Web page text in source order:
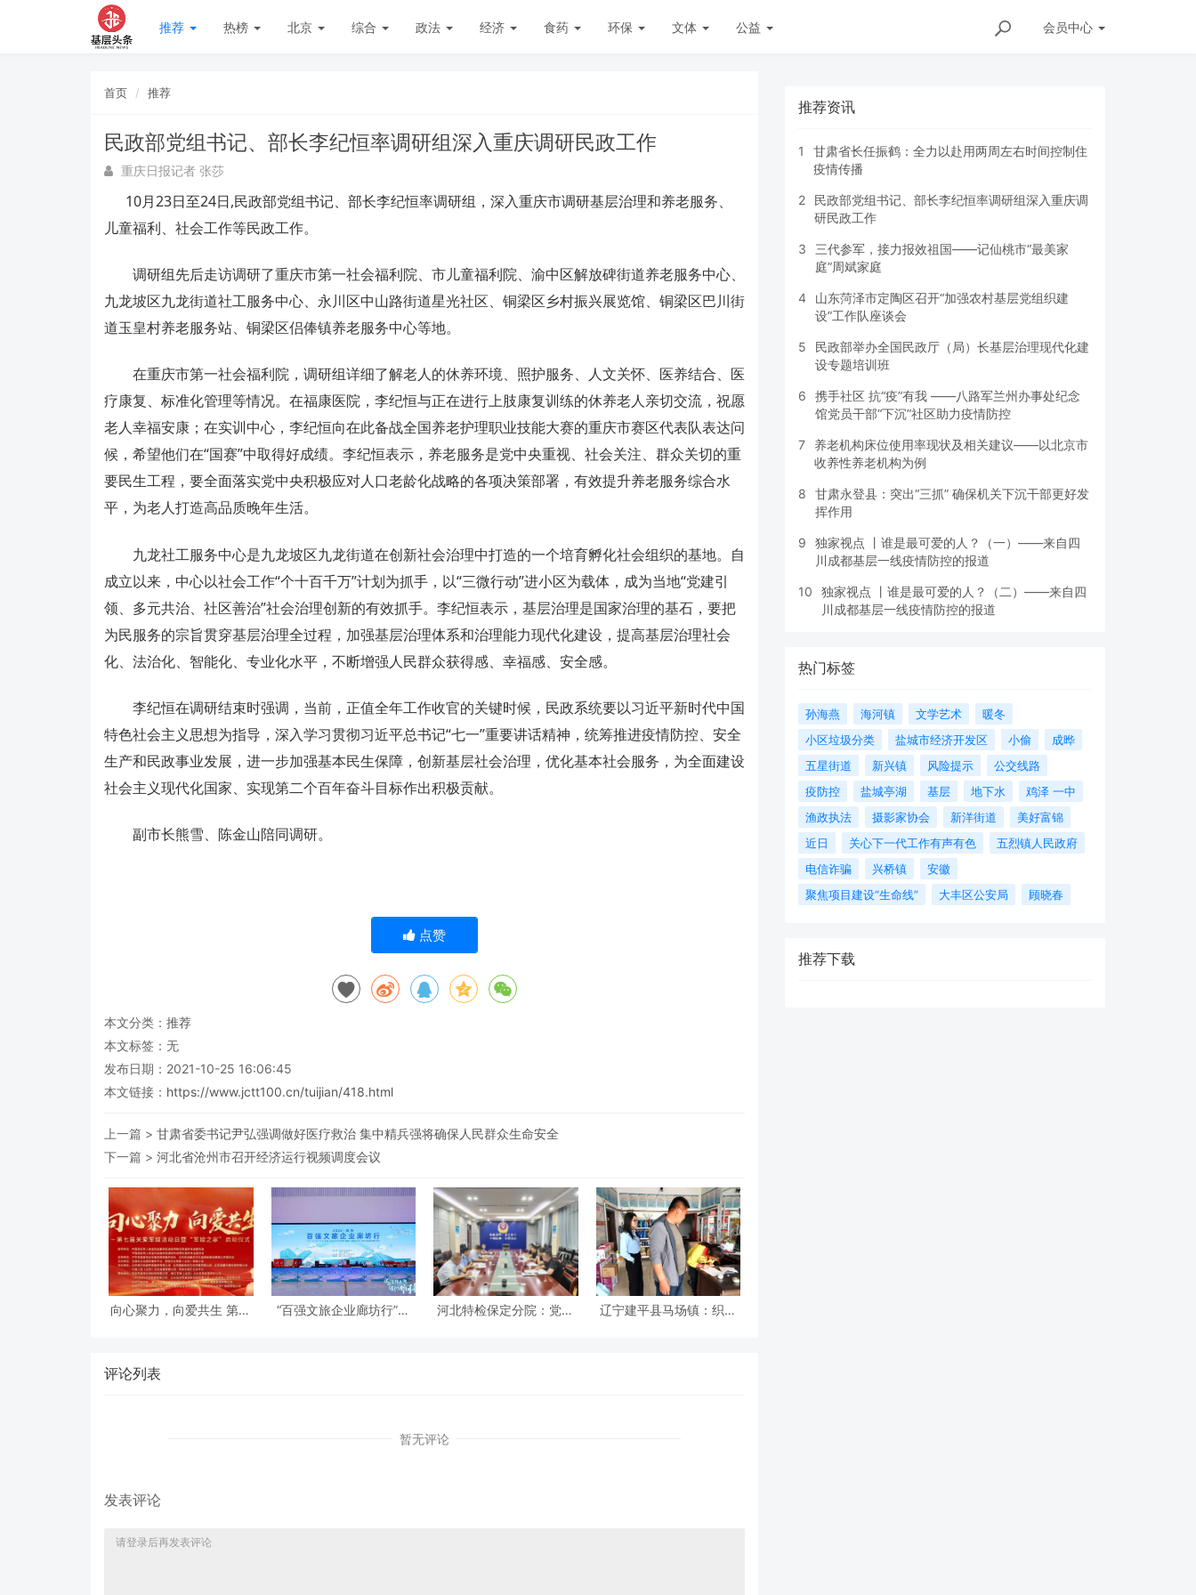
推荐 热榜 北京 综合 政法 经济 食药 环保 文体 公益 会员中心
首页 推荐
民政部党组书记、部长李纪恒率调研组深入重庆调研民政工作
重庆日报记者 张莎
10月23日至24日,民政部党组书记、部长李纪恒率调研组，深入重庆市调研基层治理和养老服务、
儿童福利、社会工作等民政工作。
调研组先后走访调研了重庆市第一社会福利院、市儿童福利院、渝中区解放碑街道养老服务中心、
九龙坡区九龙街道社工服务中心、永川区中山路街道星光社区、铜梁区乡村振兴展览馆、铜梁区巴川街
道玉皇村养老服务站、铜梁区侣俸镇养老服务中心等地。
在重庆市第一社会福利院，调研组详细了解老人的休养环境、照护服务、人文关怀、医养结合、医
疗康复、标准化管理等情况。在福康医院，李纪恒与正在进行上肢康复训练的休养老人亲切交流，祝愿
老人幸福安康；在实训中心，李纪恒向在此备战全国养老护理职业技能大赛的重庆市赛区代表队表达问
候，希望他们在“国赛”中取得好成绩。李纪恒表示，养老服务是党中央重视、社会关注、群众关切的重
要民生工程，要全面落实党中央积极应对人口老龄化战略的各项决策部署，有效提升养老服务综合水
平，为老人打造高品质晚年生活。
九龙社工服务中心是九龙坡区九龙街道在创新社会治理中打造的一个培育孵化社会组织的基地。自
成立以来，中心以社会工作“个十百千万”计划为抓手，以“三微行动”进小区为载体，成为当地“党建引
领、多元共治、社区善治”社会治理创新的有效抓手。李纪恒表示，基层治理是国家治理的基石，要把
为民服务的宗旨贯穿基层治理全过程，加强基层治理体系和治理能力现代化建设，提高基层治理社会
化、法治化、智能化、专业化水平，不断增强人民群众获得感、幸福感、安全感。
李纪恒在调研结束时强调，当前，正值全年工作收官的关键时候，民政系统要以习近平新时代中国
特色社会主义思想为指导，深入学习贯彻习近平总书记“七一”重要讲话精神，统筹推进疫情防控、安全
生产和民政事业发展，进一步加强基本民生保障，创新基层社会治理，优化基本社会服务，为全面建设
社会主义现代化国家、实现第二个百年奋斗目标作出积极贡献。
副市长熊雪、陈金山陪同调研。
点赞
本文分类： 推荐
本文标签：无
发布日期：2021-10-25 16:06:45
本文链接： https://www.jctt100.cn/tuijian/418.html
上一篇 > 甘肃省委书记尹弘强调做好医疗救治 集中精兵强将确保人民群众生命安全
下一篇 > 河北省沧州市召开经济运行视频调度会议
向心聚力，向爱共生 第七
“百强文旅企业廊坊行”活
河北特检保定分院：党建
辽宁建平县马场镇：织密
评论列表
暂无评论
发表评论
推荐资讯
1
甘肃省长任振鹤：全力以赴用两周左右时间控制住
疫情传播
2
民政部党组书记、部长李纪恒率调研组深入重庆调
研民政工作
3
三代参军，接力报效祖国——记仙桃市“最美家
庭”周斌家庭
4
山东菏泽市定陶区召开“加强农村基层党组织建
设”工作队座谈会
5
民政部举办全国民政厅（局）长基层治理现代化建
设专题培训班
6
携手社区 抗“疫”有我 ——八路军兰州办事处纪念
馆党员干部“下沉”社区助力疫情防控
7
养老机构床位使用率现状及相关建议——以北京市
收养性养老机构为例
8
甘肃永登县：突出“三抓” 确保机关下沉干部更好发
挥作用
9
独家视点 丨谁是最可爱的人？（一）——来自四
川成都基层一线疫情防控的报道
10
独家视点 丨谁是最可爱的人？（二）——来自四
川成都基层一线疫情防控的报道
热门标签
孙海燕 海河镇 文学艺术
暖冬
小区垃圾分类
盐城市经济开发区 小偷
成晔
五星街道
新兴镇 风险提示
公交线路
疫防控
盐城亭湖 基层 地下水
鸡泽 一中
渔政执法
摄影家协会 新洋街道
美好富锦
近日
关心下一代工作有声有色
五烈镇人民政府
电信诈骗
兴桥镇
安徽
聚焦项目建设“生命线”
大丰区公安局 顾晓春
推荐下载